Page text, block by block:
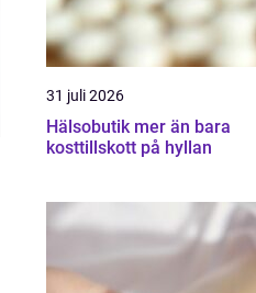
31 juli 2026
Hälsobutik mer än bara
kosttillskott på hyllan